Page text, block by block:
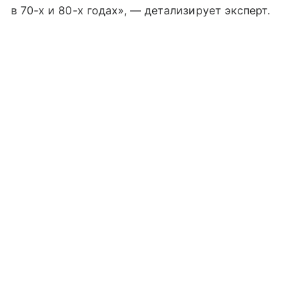
в 70-х и 80-х годах», — детализирует эксперт.